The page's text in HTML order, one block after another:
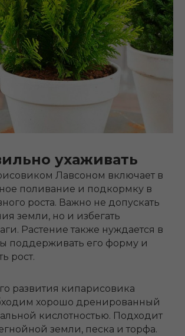
ухаживать
Лавсоном включает в
поливание и подкормку в
роста. Важно не допускать
земли, но и избегать
Растение также нуждается в
поддерживать его форму и
рост.
развития кипарисовика
хорошо дренированный
кислотностью. Подходит
земли, песка и торфа.